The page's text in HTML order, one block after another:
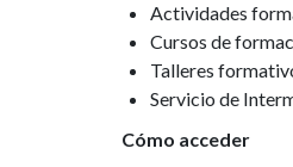
Actividades
Cursos de
Talleres
Servicio de
Cómo acceder